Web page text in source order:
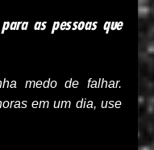
as pessoas que
medo de falhar.
em um dia, use